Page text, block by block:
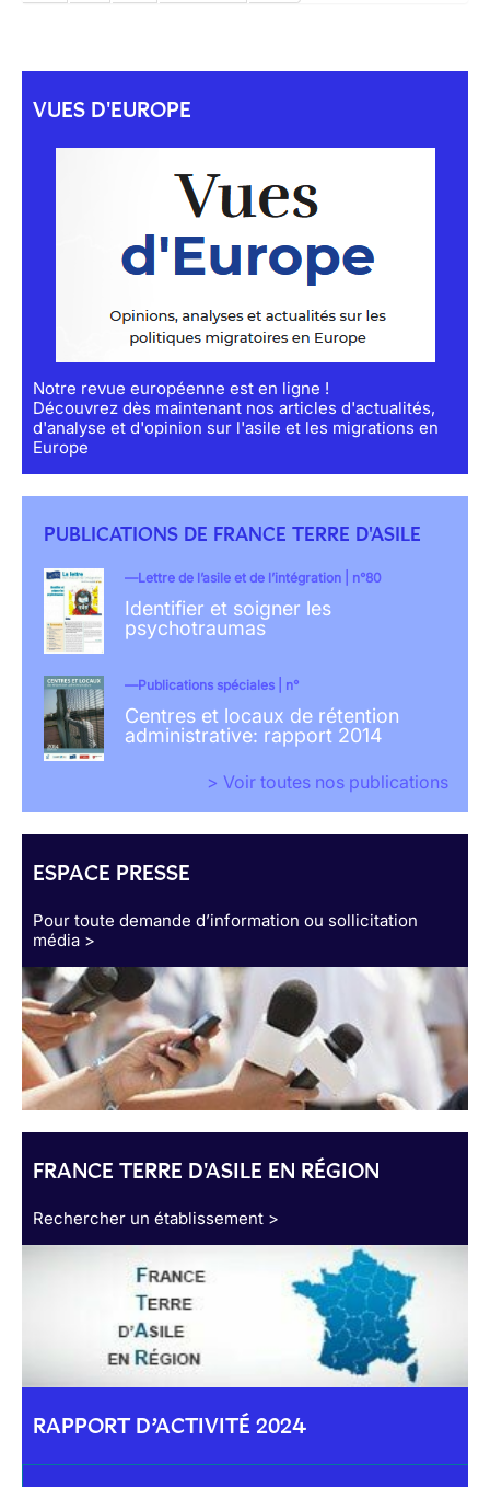
VUES D'EUROPE
Notre revue européenne est en ligne !
Découvrez dès maintenant nos articles d'actualités,
d'analyse et d'opinion sur l'asile et les migrations en
Europe
PUBLICATIONS DE FRANCE TERRE D'ASILE
Lettre de l’asile et de l’intégration | n°80
Identifier et soigner les
psychotraumas
Publications spéciales | n°
Centres et locaux de rétention
administrative: rapport 2014
> Voir toutes nos publications
ESPACE PRESSE
Pour toute demande d’information ou sollicitation
média >
FRANCE TERRE D'ASILE EN RÉGION
Rechercher un établissement >
RAPPORT D’ACTIVITÉ 2024